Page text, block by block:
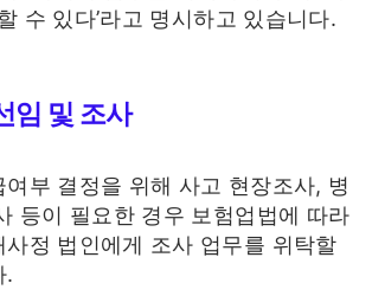
수 있다’라고 명시하고 있습니다.
임 및 조사
여부 결정을 위해 사고 현장조사, 병
등이 필요한 경우 보험업법에 따라
사정 법인에게 조사 업무를 위탁할
.